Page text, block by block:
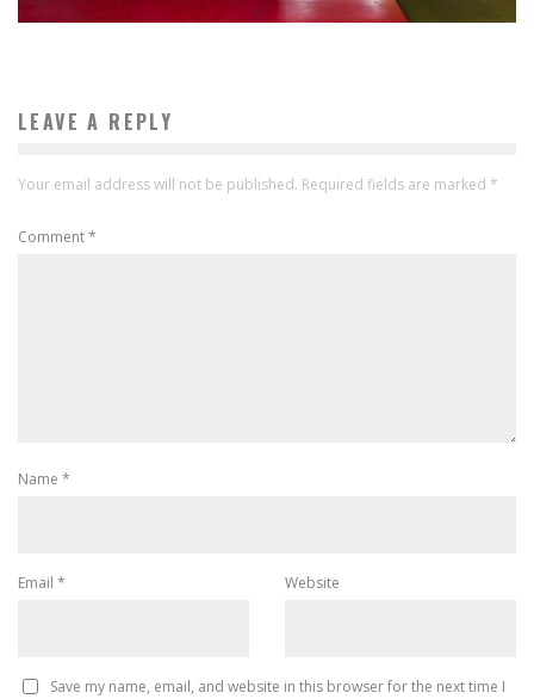
LEAVE A REPLY
Your email address will not be published. Required fields are marked *
Comment*
Name *
Email * Website
Save my name, email, and website in this browser for the next time I